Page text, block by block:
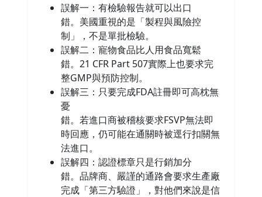
誤解一：有檢驗報告就可以出口
錯。美國重視的是「製程與風險控
制」，不是單批檢驗。
誤解二：寵物食品比人用食品寬鬆
錯。21 CFR Part 507實際上也要求完
整GMP與預防控制。
誤解三：只要完成FDA註冊即可高枕無
憂
錯。若進口商被稽核要求FSVP無法即
時回應，仍可能在通關時被逕行扣關無
法進口。
誤解四：認證標章只是行銷加分
錯。品牌商、嚴謹的通路會要求生產廠
完成「第三方驗證」，對他們來說是信